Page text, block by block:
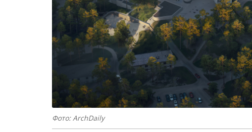
Фото: АrchDaily